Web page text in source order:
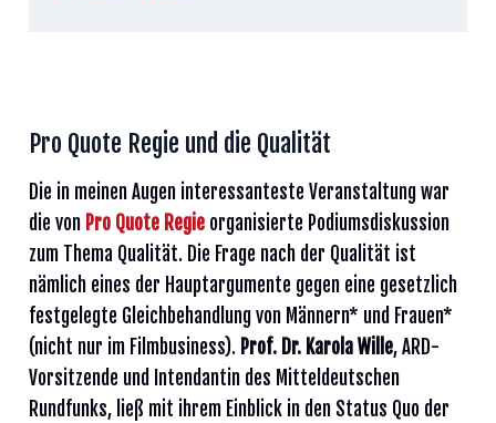
Pro Quote Regie und die Qualität
Die in meinen Augen interessanteste Veranstaltung war
die von Pro Quote Regie organisierte Podiumsdiskussion
zum Thema Qualität. Die Frage nach der Qualität ist
nämlich eines der Hauptargumente gegen eine gesetzlich
festgelegte Gleichbehandlung von Männern* und Frauen*
(nicht nur im Filmbusiness). Prof. Dr. Karola Wille, ARD-
Vorsitzende und Intendantin des Mitteldeutschen
Rundfunks, ließ mit ihrem Einblick in den Status Quo der